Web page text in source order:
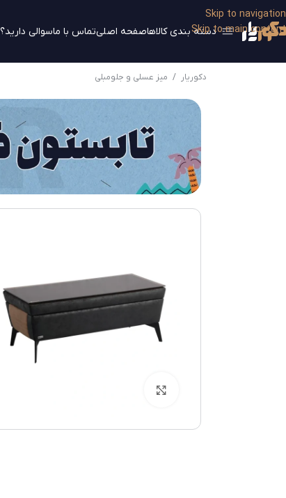
Skip to navigation
Skip to main contentدسته بندی کالاهاصفحه اصلیتماس با ماسوالی دارید؟
دکوریار / میز عسلی و جلومبلی